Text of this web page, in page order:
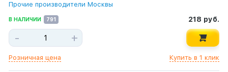
Прочие производители Москвы
В НАЛИЧИИ 791 218 руб.
Розничная цена Купить в 1 клик
- +
КМД (Компания Машинных Деталей)
В НАЛИЧИИ 58 109 руб.
Розничная цена Купить в 1 клик
- +
- +